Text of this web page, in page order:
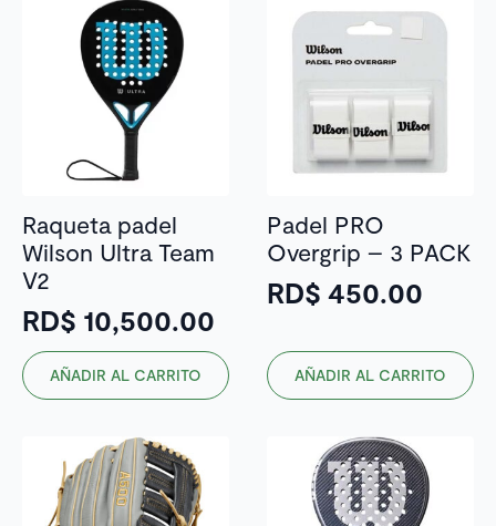
Raqueta padel
Wilson Ultra Team
V2
RD$ 10,500.00
AÑADIR AL CARRITO
Padel PRO
Overgrip – 3 PACK
RD$ 450.00
AÑADIR AL CARRITO